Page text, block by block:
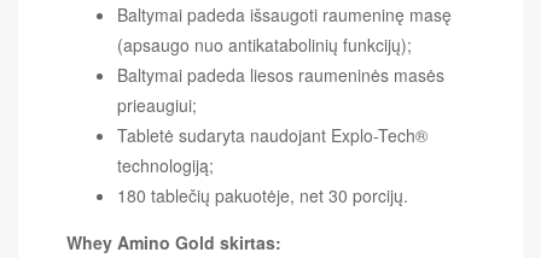
Baltymai padeda išsaugoti raumeninę masę
(apsaugo nuo antikatabolinių funkcijų);
Baltymai padeda liesos raumeninės masės
prieaugiui;
Tabletė sudaryta naudojant Explo-Tech®
technologiją;
180 tablečių pakuotėje, net 30 porcijų.
Whey Amino Gold skirtas: